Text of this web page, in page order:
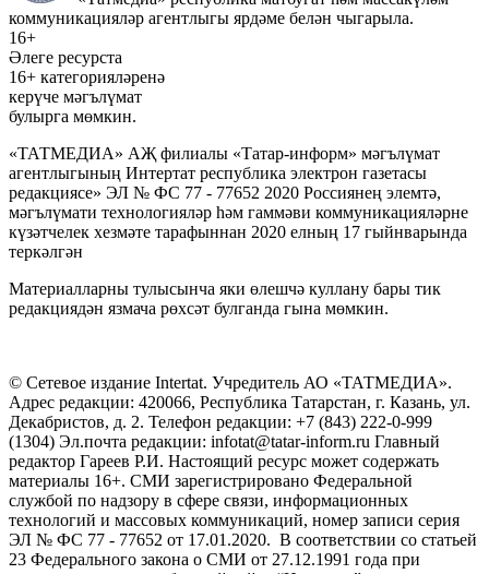
коммуникацияләр агентлыгы ярдәме белән чыгарыла.
16+
Әлеге ресурста
16+ категорияләренә
керүче мәгълүмат
булырга мөмкин.
«ТАТМЕДИА» АҖ филиалы «Татар-информ» мәгълүмат
агентлыгының Интертат республика электрон газетасы
редакциясе» ЭЛ № ФС 77 - 77652 2020 Россиянең элемтә,
мәгълүмати технологияләр һәм гаммәви коммуникацияләрне
күзәтчелек хезмәте тарафыннан 2020 елның 17 гыйнварында
теркәлгән
Материалларны тулысынча яки өлешчә куллану бары тик
редакциядән язмача рөхсәт булганда гына мөмкин.
© Сетевое издание Intertat. Учредитель АО «ТАТМЕДИА».
Адрес редакции: 420066, Республика Татарстан, г. Казань, ул.
Декабристов, д. 2. Телефон редакции: +7 (843) 222-0-999
(1304) Эл.почта редакции: infotat@tatar-inform.ru Главный
редактор Гареев Р.И. Настоящий ресурс может содержать
материалы 16+. СМИ зарегистрировано Федеральной
службой по надзору в сфере связи, информационных
технологий и массовых коммуникаций, номер записи серия
ЭЛ № ФС 77 - 77652 от 17.01.2020. В соответствии со статьей
23 Федерального закона о СМИ от 27.12.1991 года при